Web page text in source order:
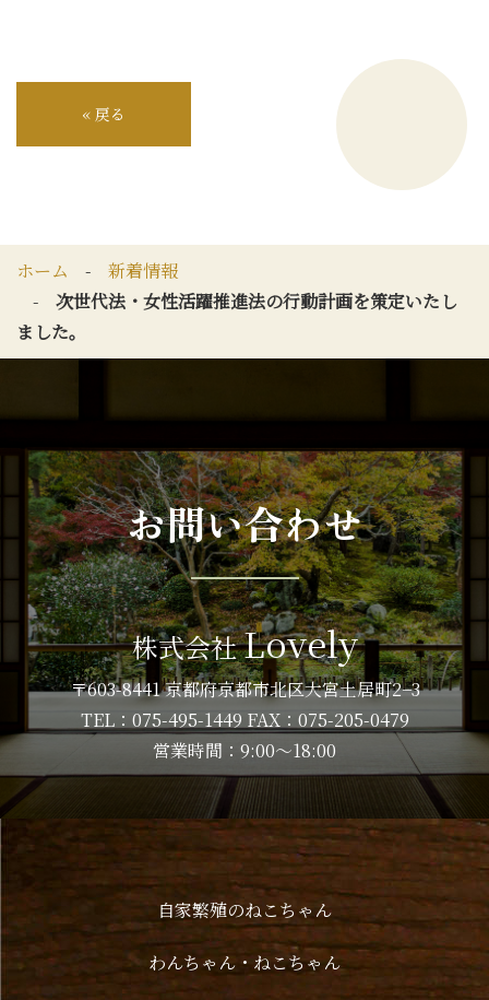
« 戻る
ホーム
新着情報
次世代法・女性活躍推進法の行動計画を策定いたし
ました。
お問い合わせ
株式会社Lovely
〒603-8441 京都府京都市北区大宮土居町2−3
TEL：075-495-1449 FAX：075-205-0479
営業時間：9:00～18:00
自家繁殖のねこちゃん
わんちゃん・ねこちゃん